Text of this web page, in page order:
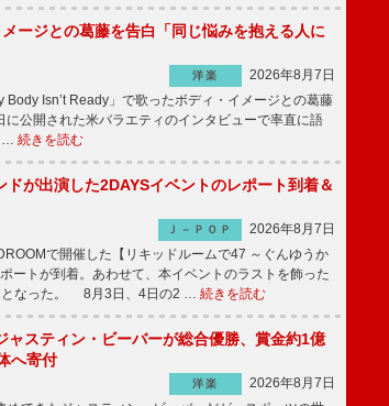
ージとの葛藤を告白「同じ悩みを抱える人に
洋楽
2026年8月7日
Isn’t Ready」で歌ったボディ・イメージとの葛藤
公開された米バラエティのインタビューで率直に語
… 続きを読む
が出演した2DAYSイベントのレポート到着＆
Ｊ－ＰＯＰ
2026年8月7日
で開催した【リキッドルームで47 ～ぐんゆうか
ートが到着。あわせて、本イベントのラストを飾った
となった。 8月3日、4日の2 … 続きを読む
ャスティン・ビーバーが総合優勝、賞金約1億
へ寄付
洋楽
2026年8月7日